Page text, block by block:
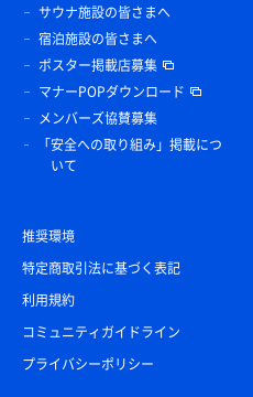
サウナ施設の皆さまへ
宿泊施設の皆さまへ
ポスター掲載店募集
マナーPOPダウンロード
メンバーズ協賛募集
「安全への取り組み」掲載につ
いて
推奨環境
特定商取引法に基づく表記
利用規約
コミュニティガイドライン
プライバシーポリシー